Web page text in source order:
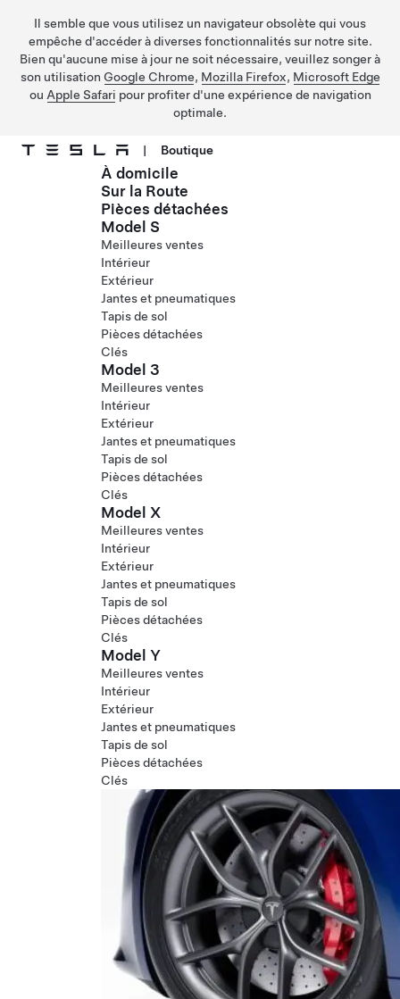
Il semble que vous utilisez un navigateur obsolète qui vous
empêche d'accéder à diverses fonctionnalités sur notre site.
Bien qu'aucune mise à jour ne soit nécessaire, veuillez songer à
son utilisation Google Chrome, Mozilla Firefox, Microsoft Edge
ou Apple Safari pour profiter d'une expérience de navigation
optimale.
Passer au contenu principal
| Boutique
À domicile
Sur la Route
Pièces détachées
Model S
Meilleures ventes
Intérieur
Extérieur
Jantes et pneumatiques
Tapis de sol
Pièces détachées
Clés
Model 3
Meilleures ventes
Intérieur
Extérieur
Jantes et pneumatiques
Tapis de sol
Pièces détachées
Clés
Model X
Meilleures ventes
Intérieur
Extérieur
Jantes et pneumatiques
Tapis de sol
Pièces détachées
Clés
Model Y
Meilleures ventes
Intérieur
Extérieur
Jantes et pneumatiques
Tapis de sol
Pièces détachées
Clés